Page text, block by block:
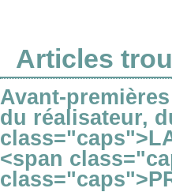
Articles
Avant-
du réalisateur,
<span